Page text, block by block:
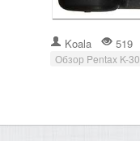
Koala 519
Обзор Pentax K-30